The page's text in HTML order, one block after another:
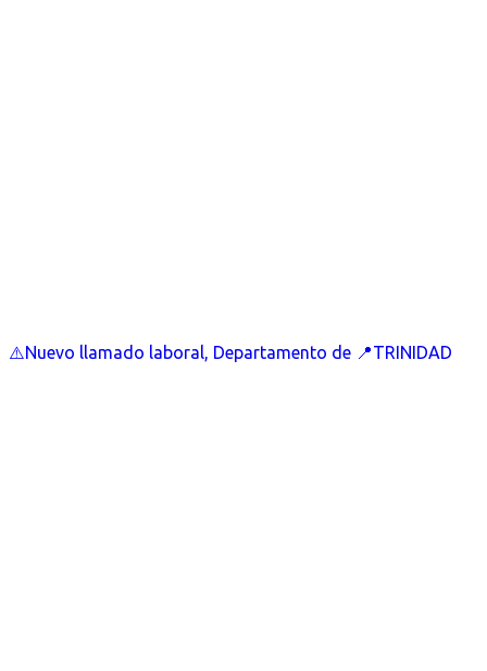
⚠️Nuevo llamado laboral, Departamento de 📍TRINIDAD